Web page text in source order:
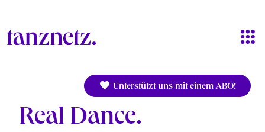
Unterstützt uns mit einem ABO!
Real Dance